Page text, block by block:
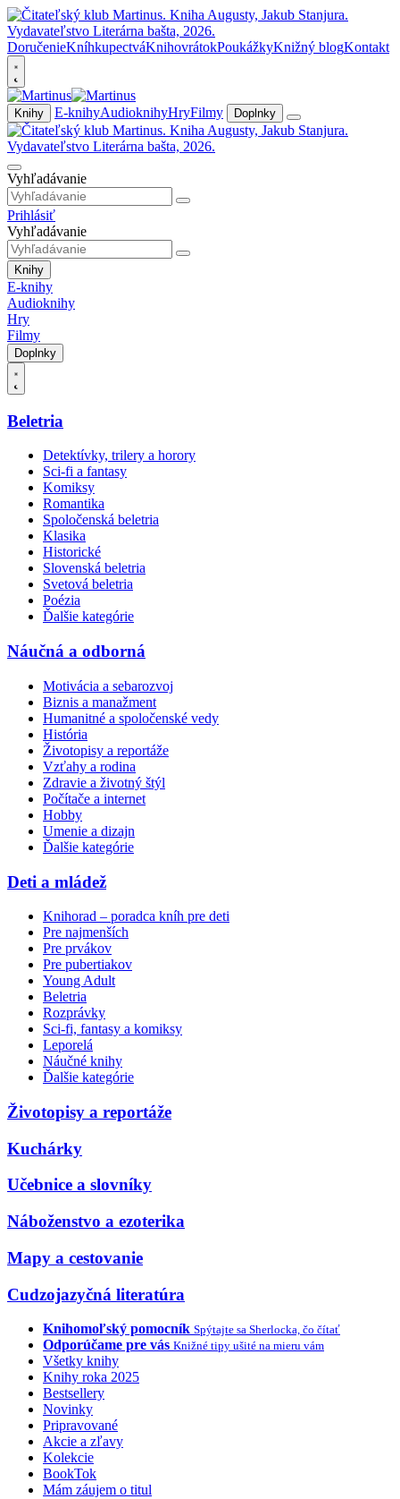
DoručenieKníhkupectváKnihovrátokPoukážkyKnižný blogKontakt
Knihy E-knihyAudioknihyHryFilmy Doplnky
Vyhľadávanie
Prihlásiť
Vyhľadávanie
Knihy
E-knihy
Audioknihy
Hry
Filmy
Doplnky
Beletria
Detektívky, trilery a horory
Sci-fi a fantasy
Komiksy
Romantika
Spoločenská beletria
Klasika
Historické
Slovenská beletria
Svetová beletria
Poézia
Ďalšie kategórie
Náučná a odborná
Motivácia a sebarozvoj
Biznis a manažment
Humanitné a spoločenské vedy
História
Životopisy a reportáže
Vzťahy a rodina
Zdravie a životný štýl
Počítače a internet
Hobby
Umenie a dizajn
Ďalšie kategórie
Deti a mládež
Knihorad – poradca kníh pre deti
Pre najmenších
Pre prvákov
Pre pubertiakov
Young Adult
Beletria
Rozprávky
Sci-fi, fantasy a komiksy
Leporelá
Náučné knihy
Ďalšie kategórie
Životopisy a reportáže
Kuchárky
Učebnice a slovníky
Náboženstvo a ezoterika
Mapy a cestovanie
Cudzojazyčná literatúra
Knihomoľský pomocník Spýtajte sa Sherlocka, čo čítať
Odporúčame pre vás Knižné tipy ušité na mieru vám
Všetky knihy
Knihy roka 2025
Bestsellery
Novinky
Pripravované
Akcie a zľavy
Kolekcie
BookTok
Mám záujem o titul